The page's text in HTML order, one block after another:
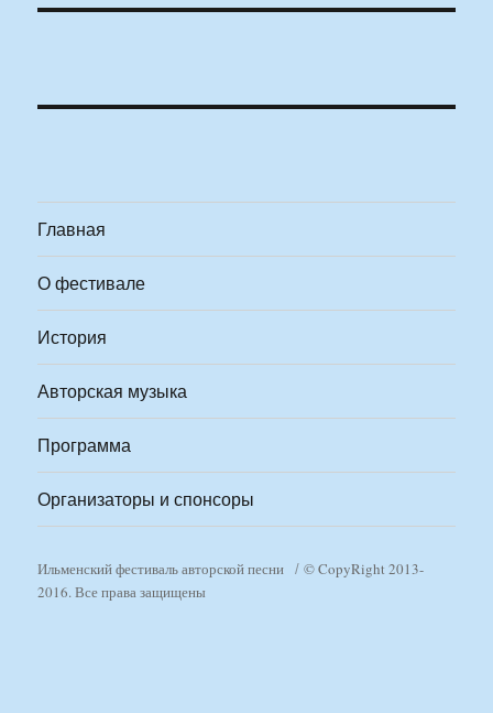
Главная
О фестивале
История
Авторская музыка
Программа
Организаторы и спонсоры
Ильменский фестиваль авторской песни
© CopyRight 2013-
2016. Все права защищены